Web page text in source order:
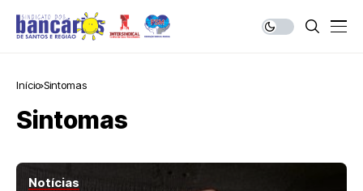
Início Sintomas
Sintomas
Notícias